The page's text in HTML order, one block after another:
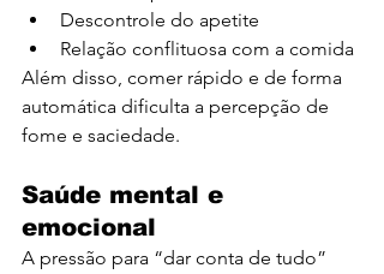
Descontrole do apetite
Relação conflituosa com a comida
Além disso, comer rápido e de forma
automática dificulta a percepção de
fome e saciedade.
Saúde mental e
emocional
A pressão para “dar conta de tudo”